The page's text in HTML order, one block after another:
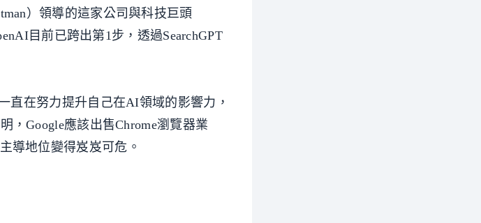
）領導的這家公司與科技巨頭
目前已跨出第1步，透過SearchGPT
直在努力提升自己在AI領域的影響力，
，Google應該出售Chrome瀏覽器業
導地位變得岌岌可危。